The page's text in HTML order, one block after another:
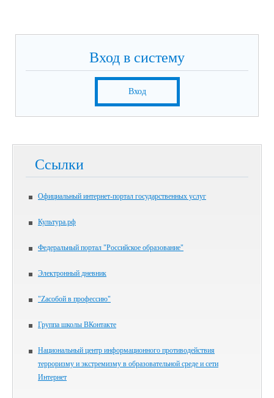
Вход в систему
Вход
Ссылки
Официальный интернет-портал государственных услуг
Культура.рф
Федеральный портал "Российское образование"
Электронный дневник
"Zасобой в профессию"
Группа школы ВКонтакте
Национальный центр информационного противодействия
терроризму и экстремизму в образовательной среде и сети
Интернет